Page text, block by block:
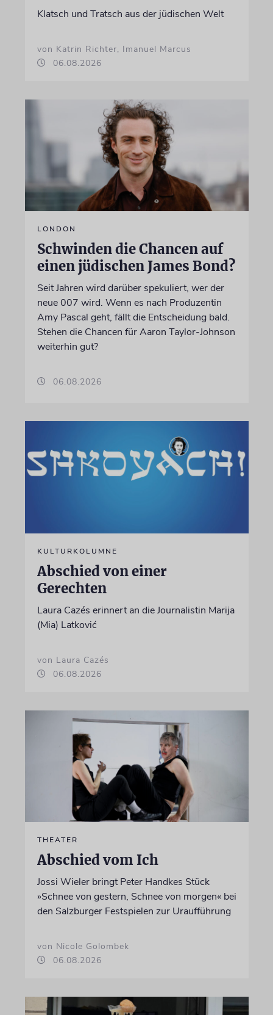
Klatsch und Tratsch aus der jüdischen Welt
von Katrin Richter, Imanuel Marcus
06.08.2026
LONDON
Schwinden die Chancen auf
einen jüdischen James Bond?
Seit Jahren wird darüber spekuliert, wer der
neue 007 wird. Wenn es nach Produzentin
Amy Pascal geht, fällt die Entscheidung bald.
Stehen die Chancen für Aaron Taylor-Johnson
weiterhin gut?
06.08.2026
KULTURKOLUMNE
Abschied von einer
Gerechten
Laura Cazés erinnert an die Journalistin Marija
(Mia) Latković
von Laura Cazés
06.08.2026
THEATER
Abschied vom Ich
Jossi Wieler bringt Peter Handkes Stück
»Schnee von gestern, Schnee von morgen« bei
den Salzburger Festspielen zur Uraufführung
von Nicole Golombek
06.08.2026